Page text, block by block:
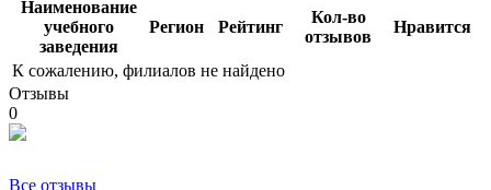
Наименование
учебного
заведения
Регион Рейтинг
Кол-во
отзывов
Нравится
К сожалению, филиалов не найдено
Отзывы
0
Все отзывы